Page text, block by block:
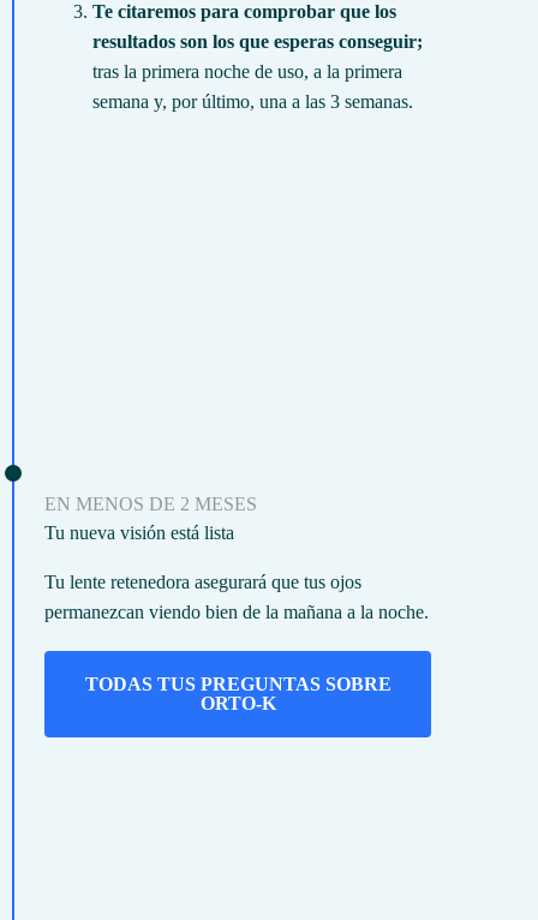
Te citaremos para comprobar que los
resultados son los que esperas conseguir;
tras la primera noche de uso, a la primera
semana y, por último, una a las 3 semanas.
EN MENOS DE 2 MESES
Tu nueva visión está lista
Tu lente retenedora asegurará que tus ojos
permanezcan viendo bien de la mañana a la noche.
TODAS TUS PREGUNTAS SOBRE
ORTO-K